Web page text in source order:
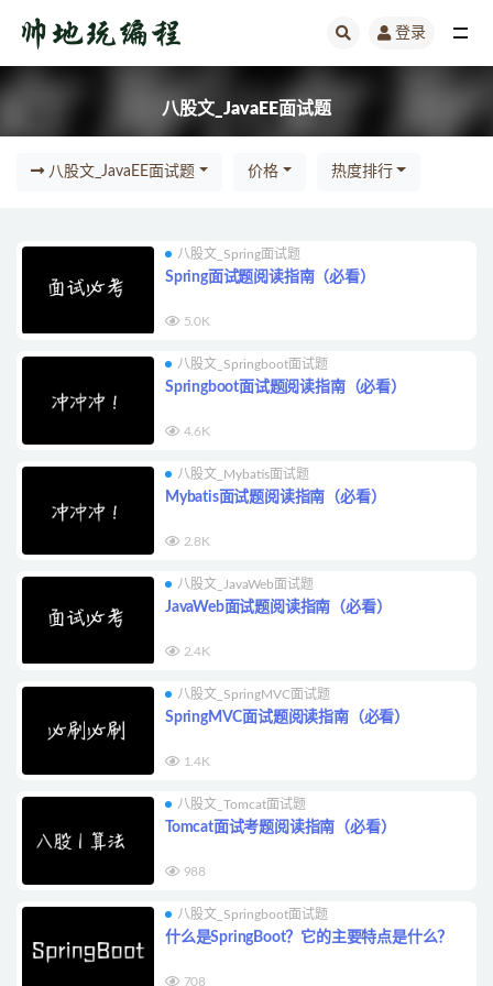
登录
八股文_JavaEE面试题
八股文_JavaEE面试题 价格 热度排行
八股文_Spring面试题
Spring面试题阅读指南（必看）
5.0K
八股文_Springboot面试题
Springboot面试题阅读指南（必看）
4.6K
八股文_Mybatis面试题
Mybatis面试题阅读指南（必看）
2.8K
八股文_JavaWeb面试题
JavaWeb面试题阅读指南（必看）
2.4K
八股文_SpringMVC面试题
SpringMVC面试题阅读指南（必看）
1.4K
八股文_Tomcat面试题
Tomcat面试考题阅读指南（必看）
988
八股文_Springboot面试题
什么是SpringBoot？它的主要特点是什么？
708